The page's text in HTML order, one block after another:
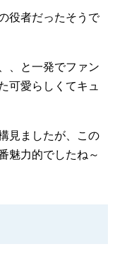
役者だったそうで
、と一発でファン
可愛らしくてキュ
見ましたが、この
魅力的でしたね～